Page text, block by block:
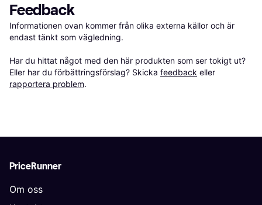
Feedback
Informationen ovan kommer från olika externa källor och är
endast tänkt som vägledning.
Har du hittat något med den här produkten som ser tokigt ut?
Eller har du förbättringsförslag? Skicka feedback eller
rapportera problem.
PriceRunner
Om oss